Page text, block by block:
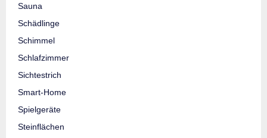
Sauna
Schädlinge
Schimmel
Schlafzimmer
Sichtestrich
Smart-Home
Spielgeräte
Steinflächen